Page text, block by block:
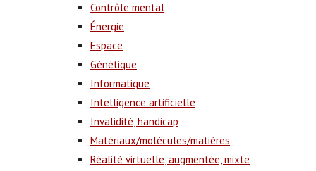
Contrôle mental
Énergie
Espace
Génétique
Informatique
Intelligence artificielle
Invalidité, handicap
Matériaux/molécules/matières
Réalité virtuelle, augmentée, mixte